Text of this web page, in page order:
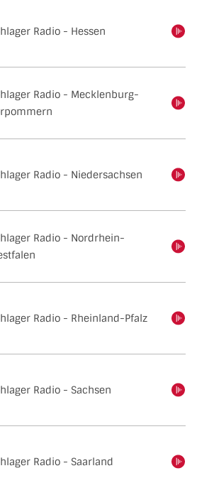
Radio - Hesseneinschalten
Radio - Mecklenburg-
einschalten
Radio - Niedersachsen
einschalten
Radio - Nordrhein-
Radio - Rheinland-Pfalz
einschalten
Radio - Sachseneinschalten
Radio - Saarlandeinschalten